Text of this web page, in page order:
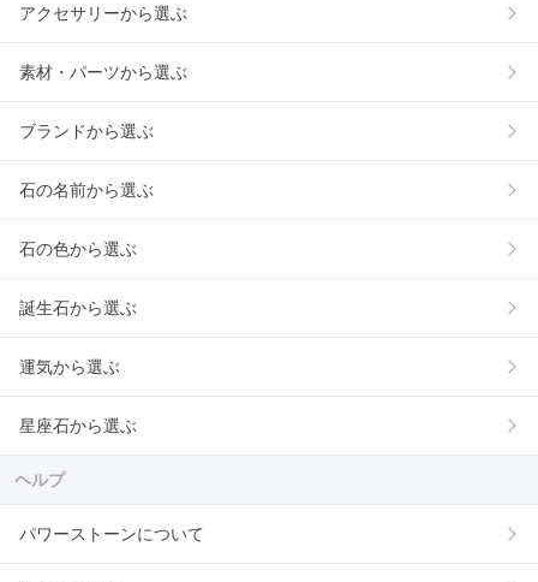
アクセサリーから選ぶ
素材・パーツから選ぶ
ブランドから選ぶ
石の名前から選ぶ
石の色から選ぶ
誕生石から選ぶ
運気から選ぶ
星座石から選ぶ
ヘルプ
パワーストーンについて